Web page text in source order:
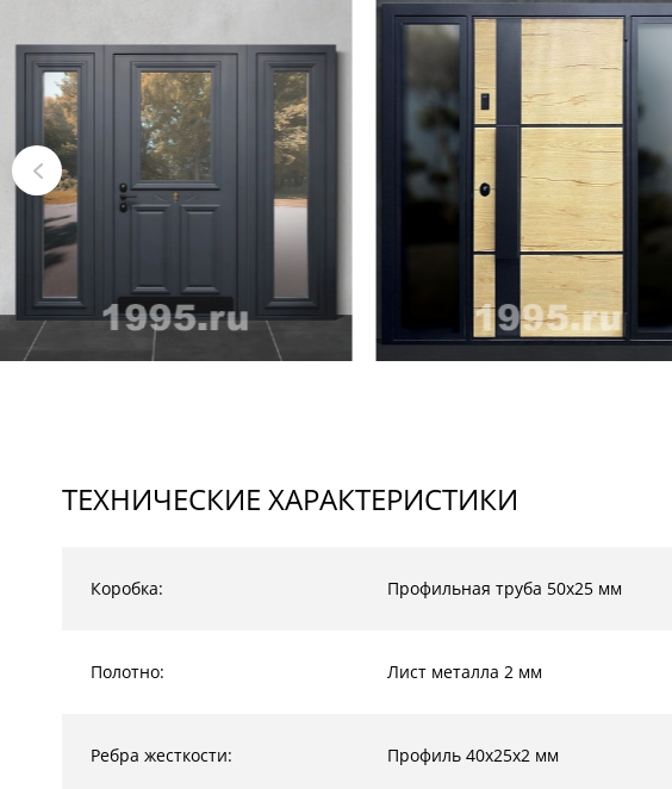
ТЕХНИЧЕСКИЕ ХАРАКТЕРИСТИКИ
Коробка: Профильная труба 50х25 мм
Полотно: Лист металла 2 мм
Ребра жесткости: Профиль 40х25х2 мм